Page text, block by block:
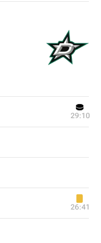
29:10
26:41